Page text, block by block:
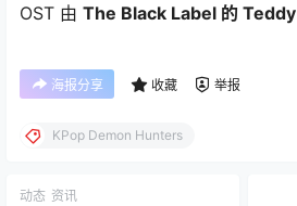
OST 由 The Black Label 的 Teddy
海报分享 收藏 举报
KPop Demon Hunters
动态 资讯